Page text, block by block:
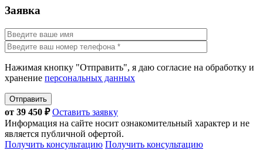
Заявка
Нажимая кнопку "Отправить", я даю согласие на обработку и
хранение персональных данных
Отправить
от 39 450 ₽Оставить заявку
Информация на сайте носит ознакомительный характер и не
является публичной офертой.
Получить консультацию Получить консультацию